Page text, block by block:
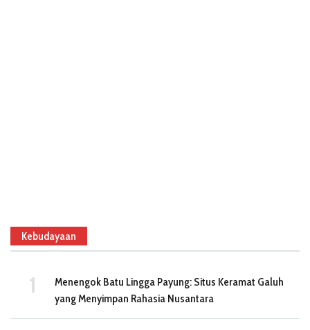
Kebudayaan
Menengok Batu Lingga Payung: Situs Keramat Galuh
yang Menyimpan Rahasia Nusantara